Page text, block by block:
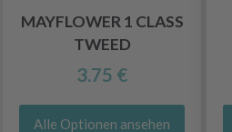
MAYFLOWER 1 CLASS
TWEED
3.75 €
Alle Optionen ansehen